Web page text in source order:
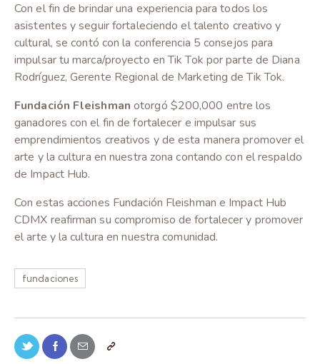
Con el fin de brindar una experiencia para todos los
asistentes y seguir fortaleciendo el talento creativo y
cultural, se contó con la conferencia 5 consejos para
impulsar tu marca/proyecto en Tik Tok por parte de Diana
Rodríguez, Gerente Regional de Marketing de Tik Tok.
Fundación Fleishman otorgó $200,000 entre los
ganadores con el fin de fortalecer e impulsar sus
emprendimientos creativos y de esta manera promover el
arte y la cultura en nuestra zona contando con el respaldo
de Impact Hub.
Con estas acciones Fundación Fleishman e Impact Hub
CDMX reafirman su compromiso de fortalecer y promover
el arte y la cultura en nuestra comunidad.
fundaciones